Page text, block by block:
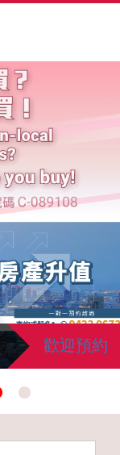
歡迎預約
歡迎查詢
歡迎查詢
歡迎預約
歡迎查詢
歡迎預約
歡迎預約